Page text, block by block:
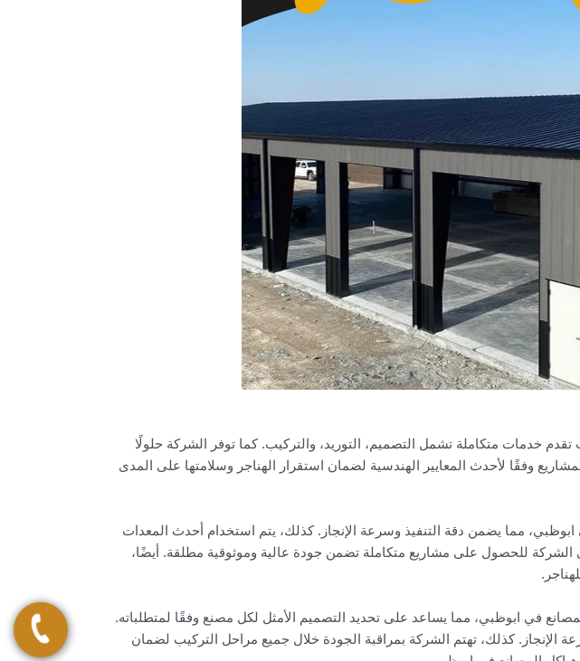
خدمات متكاملة تشمل التصميم، التوريد، والتركيب. كما توفر الشركة حلولًا
وفقًا لأحدث المعايير الهندسية لضمان استقرار الهناجر وسلامتها على المدى
مما يضمن دقة التنفيذ وسرعة الإنجاز. كذلك، يتم استخدام أحدث المعدات
الشركة للحصول على مشاريع متكاملة تضمن جودة عالية وموثوقية مطلقة. أيضًا،
في ابوظبي، مما يساعد على تحديد التصميم الأمثل لكل مصنع وفقًا لمتطلباته.
كذلك، تهتم الشركة بمراقبة الجودة خلال جميع مراحل التركيب لضمان